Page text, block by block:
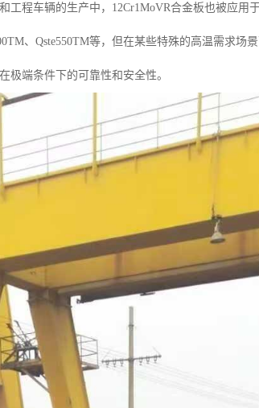
工程车辆的生产中，12Cr1MoVR合金板也被应
、Qste550TM等，但在某些特殊的高温需求
极端条件下的可靠性和安全性。